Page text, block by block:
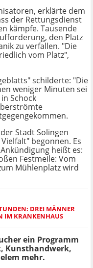
erklärte dem
der Rettungsdienst
kämpfe. Tausende
den Platz
zu verfallen. "Die
vom Platz",
schilderte: "Die
weniger Minuten sei
Schock
Stadt Solingen
begonnen. Es
heißt es:
Festmeile: Vom
Mühlenplatz wird
DREI MÄNNER
IM KRANKENHAUS
ein Programm
Kunsthandwerk,
mehr.